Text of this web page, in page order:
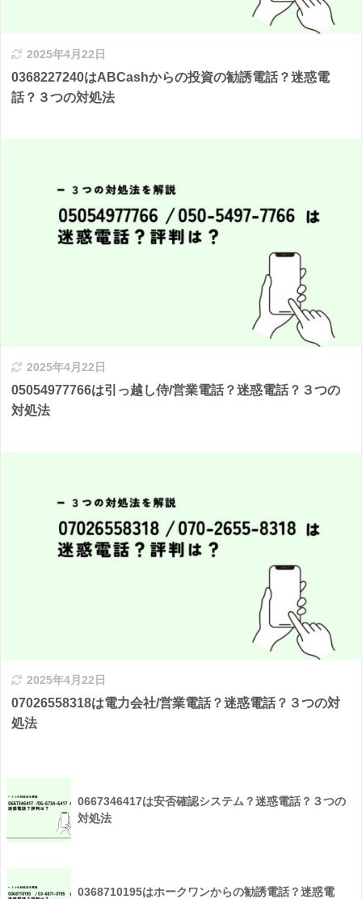
2025年4月22日
0368227240はABCashからの投資の勧誘電話？迷惑電
話？３つの対処法
2025年4月22日
05054977766は引っ越し侍/営業電話？迷惑電話？３つの
対処法
2025年4月22日
07026558318は電力会社/営業電話？迷惑電話？３つの対
処法
0667346417は安否確認システム？迷惑電話？３つの
対処法
0368710195はホークワンからの勧誘電話？迷惑電